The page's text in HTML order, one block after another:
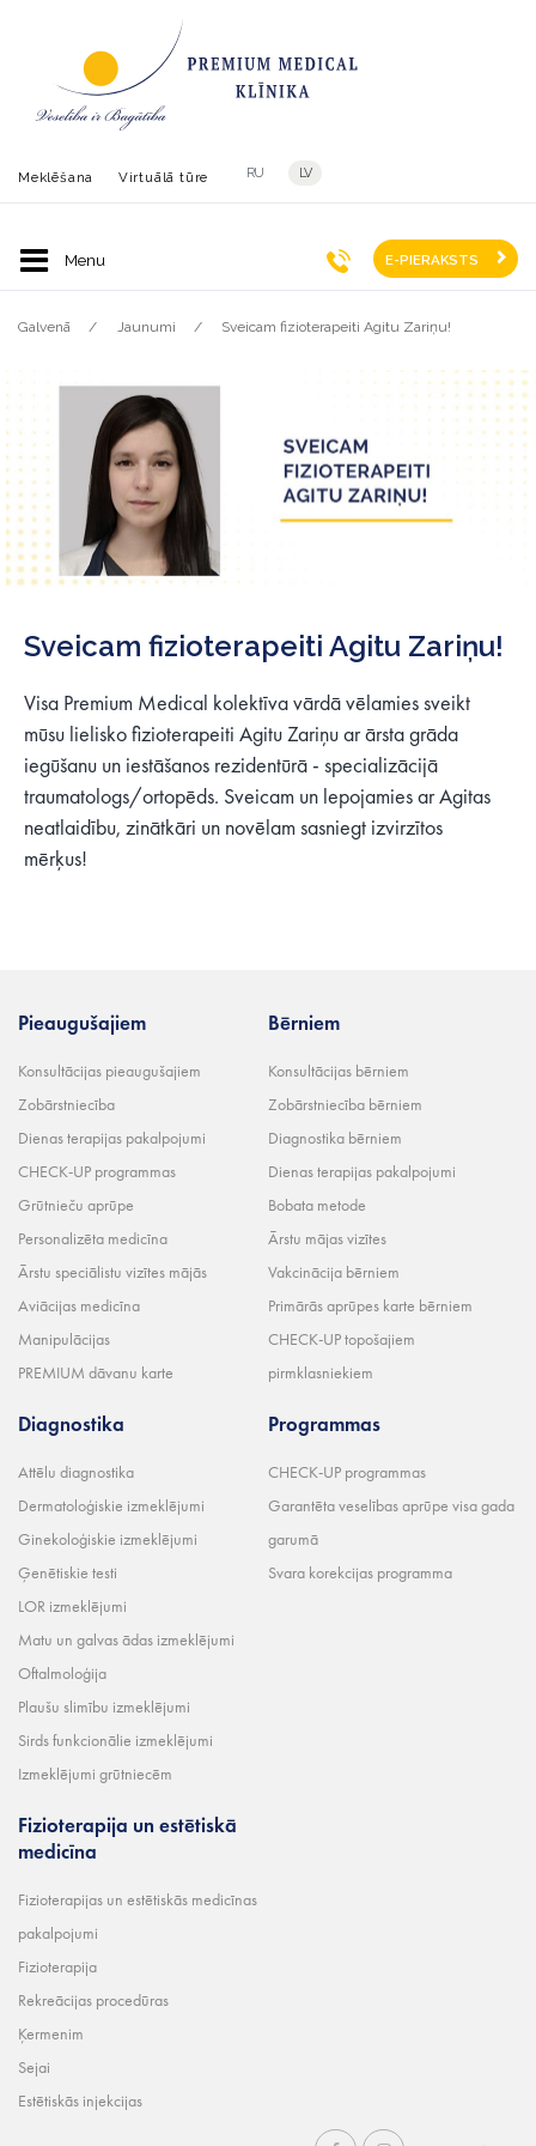
Meklēšana Virtuālā tūre RU LV
E-PIERAKSTS
Galvenā Jaunumi Sveicam fizioterapeiti Agitu Zariņu!
Sveicam fizioterapeiti Agitu Zariņu!
Visa Premium Medical kolektīva vārdā vēlamies sveikt
mūsu lielisko fizioterapeiti Agitu Zariņu ar ārsta grāda
iegūšanu un iestāšanos rezidentūrā - specializācijā
traumatologs/ortopēds. Sveicam un lepojamies ar Agitas
neatlaidību, zinātkāri un novēlam sasniegt izvirzītos
mērķus!
Pieaugušajiem
Konsultācijas pieaugušajiem
Zobārstniecība
Dienas terapijas pakalpojumi
CHECK-UP programmas
Grūtnieču aprūpe
Personalizēta medicīna
Ārstu speciālistu vizītes mājās
Aviācijas medicīna
Manipulācijas
PREMIUM dāvanu karte
Bērniem
Konsultācijas bērniem
Zobārstniecība bērniem
Diagnostika bērniem
Dienas terapijas pakalpojumi
Bobata metode
Ārstu mājas vizītes
Vakcinācija bērniem
Primārās aprūpes karte bērniem
CHECK-UP topošajiem
pirmklasniekiem
Diagnostika
Attēlu diagnostika
Dermatoloģiskie izmeklējumi
Ginekoloģiskie izmeklējumi
Ģenētiskie testi
LOR izmeklējumi
Matu un galvas ādas izmeklējumi
Oftalmoloģija
Plaušu slimību izmeklējumi
Sirds funkcionālie izmeklējumi
Izmeklējumi grūtniecēm
Fizioterapija un estētiskā
medicīna
Fizioterapijas un estētiskās medicīnas
pakalpojumi
Fizioterapija
Rekreācijas procedūras
Ķermenim
Sejai
Estētiskās injekcijas
Programmas
CHECK-UP programmas
Garantēta veselības aprūpe visa gada
garumā
Svara korekcijas programma